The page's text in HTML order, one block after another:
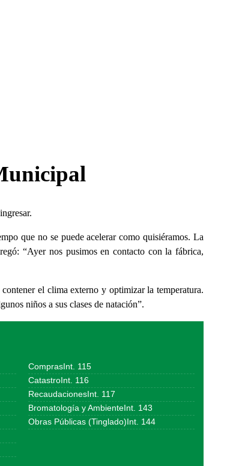
que no se puede acelerar como quisiéramos. La
“Ayer nos pusimos en contacto con la fábrica,
el clima externo y optimizar la temperatura.
niños a sus clases de natación”.
ComprasInt. 115
CatastroInt. 116
RecaudacionesInt. 117
Bromatología y AmbienteInt. 143
Obras Públicas (Tinglado)Int. 144